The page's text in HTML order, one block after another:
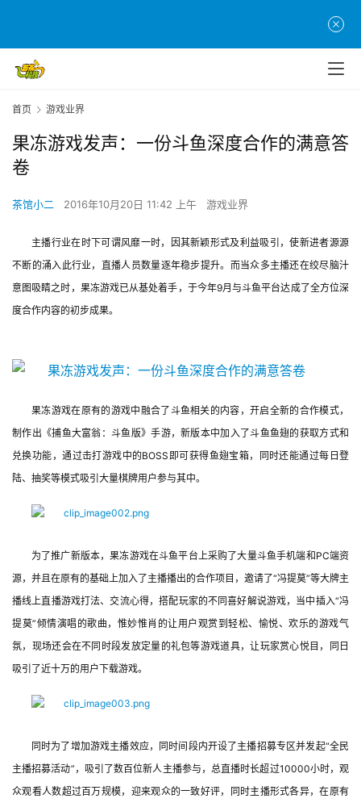
游
茶
戏
业
机
机
游
首页 游戏业界
果冻游戏发声：一份斗鱼深度合作的满意答
卷
茶馆小二 2016年10月20日 11:42 上午 游戏业界
主播行业在时下可谓风靡一时，因其新颖形式及利益吸引，使新进者源源
不断的涌入此行业，直播人员数量逐年稳步提升。而当众多主播还在绞尽脑汁
意图吸睛之时，果冻游戏已从基处着手，于今年9月与斗鱼平台达成了全方位深
度合作内容的初步成果。
果冻游戏在原有的游戏中融合了斗鱼相关的内容，开启全新的合作模式，
制作出《捕鱼大富翁：斗鱼版》手游，新版本中加入了斗鱼鱼翅的获取方式和
兑换功能，通过击打游戏中的BOSS即可获得鱼翅宝箱，同时还能通过每日登
陆、抽奖等模式吸引大量棋牌用户参与其中。
为了推广新版本，果冻游戏在斗鱼平台上采购了大量斗鱼手机端和PC端资
源，并且在原有的基础上加入了主播播出的合作项目，邀请了“冯提莫”等大牌主
播线上直播游戏打法、交流心得，搭配玩家的不同喜好解说游戏，当中插入“冯
提莫”倾情演唱的歌曲，惟妙惟肖的让用户观赏到轻松、愉悦、欢乐的游戏气
氛，现场还会在不同时段发放定量的礼包等游戏道具，让玩家赏心悦目，同日
吸引了近十万的用户下载游戏。
同时为了增加游戏主播效应，同时间段内开设了主播招募专区并发起“全民
主播招募活动”，吸引了数百位新人主播参与，总直播时长超过10000小时，观
众观看人数超过百万规模，迎来观众的一致好评，同时主播形式各异，在原有